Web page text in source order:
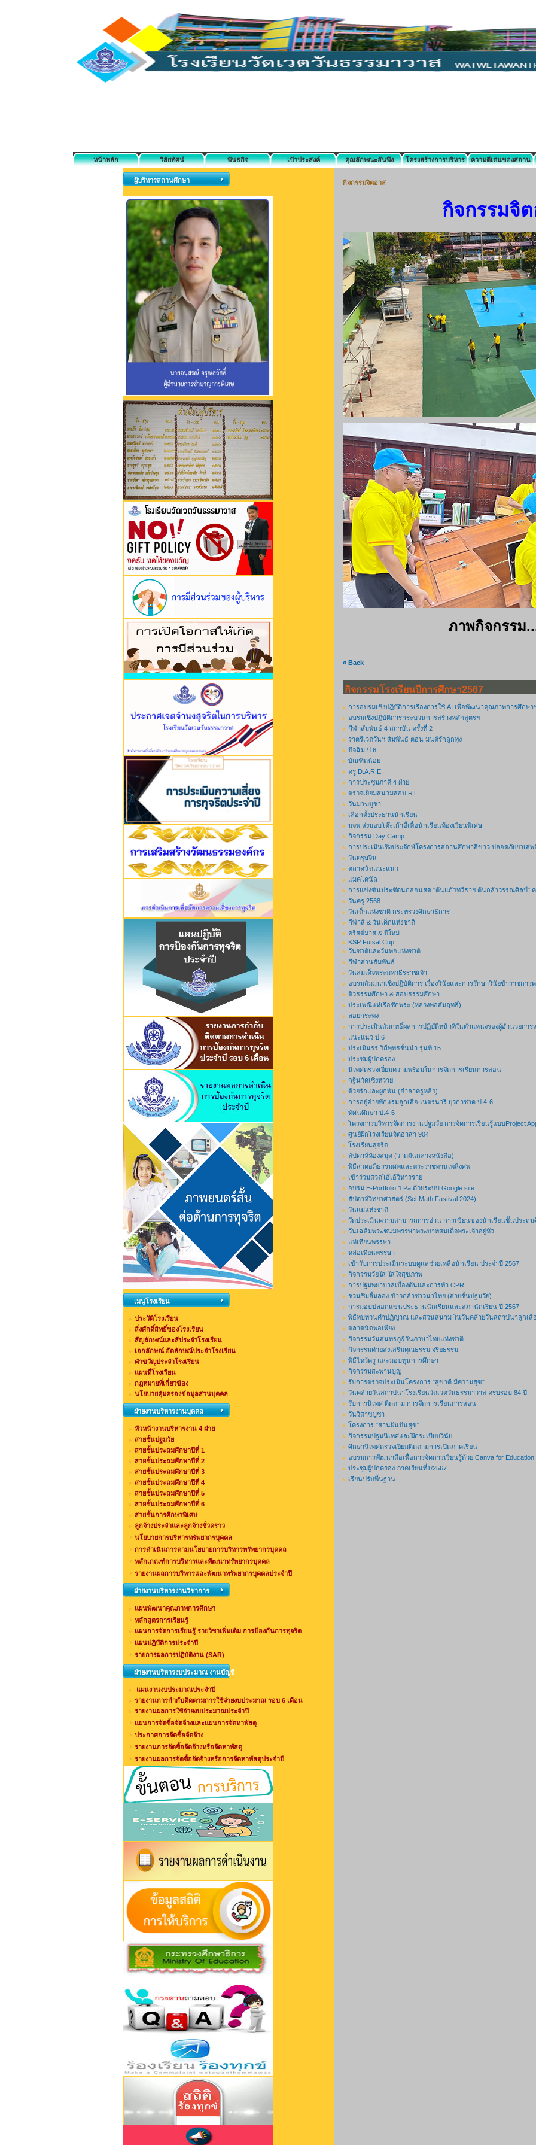
หน้าหลัก วิสัยทัศน์ พันธกิจ เป้าประสงค์ คุณลักษณะอันพึง โครงสร้างการบริหาร ความดีเด่นของสถาน
ผู้บริหารสถานศึกษา
เมนูโรงเรียน
ประวัติโรงเรียน
สิ่งศักดิ์สิทธิ์ของโรงเรียน
สัญลักษณ์และสีประจำโรงเรียน
เอกลักษณ์ อัตลักษณ์ประจำโรงเรียน
คำขวัญประจำโรงเรียน
แผนที่โรงเรียน
กฎหมายที่เกี่ยวข้อง
นโยบายคุ้มครองข้อมูลส่วนบุคคล
ฝ่ายงานบริหารงานบุคคล
หัวหน้างานบริหารงาน 4 ฝ่าย
สายชั้นปฐมวัย
สายชั้นประถมศึกษาปีที่ 1
สายชั้นประถมศึกษาปีที่ 2
สายชั้นประถมศึกษาปีที่ 3
สายชั้นประถมศึกษาปีที่ 4
สายชั้นประถมศึกษาปีที่ 5
สายชั้นประถมศึกษาปีที่ 6
สายชั้นการศึกษาพิเศษ
ลูกจ้างประจำและลูกจ้างชั่วคราว
นโยบายการบริหารทรัพยากรบุคคล
การดำเนินการตามนโยบายการบริหารทรัพยากรบุคคล
หลักเกณฑ์การบริหารและพัฒนาทรัพยากรบุคคล
รายงานผลการบริหารและพัฒนาทรัพยากรบุคคลประจำปี
ฝ่ายงานบริหารงานวิชาการ
แผนพัฒนาคุณภาพการศึกษา
หลักสูตรการเรียนรู้
แผนการจัดการเรียนรู้ รายวิชาเพิ่มเติม การป้องกันการทุจริต
แผนปฏิบัติการประจำปี
รายการผลการปฏิบัติงาน (SAR)
ฝ่ายงานบริหารงบประมาณ งานบัญชี
แผนงานงบประมาณประจำปี
รายงานการกำกับติดตามการใช้จ่ายงบประมาณ รอบ 6 เดือน
รายงานผลการใช้จ่ายงบประมาณประจำปี
แผนการจัดซื้อจัดจ้างและแผนการจัดหาพัสดุ
ประกาศการจัดซื้อจัดจ้าง
รายงานการจัดซื้อจัดจ้างหรือจัดหาพัสดุ
รายงานผลการจัดซื้อจัดจ้างหรือการจัดหาพัสดุประจำปี
กิจกรรมจิตอาส
กิจกรรมจิ
ภาพกิจกรรม
« Back
กิจกรรมโรงเรียนปีการศึกษา2567
การอบรมเชิงปฏิบัติการเรื่องการใช้ AI เพื่อพัฒนาคุณภาพการศึกษา
อบรมเชิงปฏิบัติการกระบวนการสร้างหลักสูตรฯ
กีฬาสัมพันธ์ 4 สถาบัน ครั้งที่ 2
ราตรีเวตวันฯ สัมพันธ์ ตอน มนต์รักลูกทุ่ง
ปัจฉิม ป.6
บัณฑิตน้อย
ครู D.A.R.E.
การประชุมภาคี 4 ฝ่าย
ตรวจเยี่ยมสนามสอบ RT
วันมาฆบูชา
เลือกตั้งประธานนักเรียน
มจพ.ส่งมอบโต๊ะเก้าอี้เพื่อนักเรียนห้องเรียนพิเศษ
กิจกรรม Day Camp
การประเมินเชิงประจักษ์โครงการสถานศึกษาสีขาว ปลอดภัยยาเส
วันตรุษจีน
ตลาดนัดแนะแนว
แมคโดนัล
การแข่งขันประชัดนกลอนสด "ต้นแก้วทวีธาฯ ต้นกล้าวรรณศิลป์" ค
วันครู 2568
วันเด็กแห่งชาติ กระทรวงศึกษาธิการ
กีฬาสี & วันเด็กแห่งชาติ
คริสต์มาส & ปีใหม่
KSP Futsal Cup
วันชาติและวันพ่อแห่งชาติ
กีฬาสานสัมพันธ์
วันสมเด็จพระมหาธีรราชเจ้า
อบรมสัมมนาเชิงปฏิบัติการ เรื่องวินัยและการรักษาวินัยข้าราชการ
ติวธรรมศึกษา & สอบธรรมศึกษา
ประเพณีแห่เรือชักพระ (หลวงพ่อสัมฤทธิ์)
ลอยกระทง
การประเมินสัมฤทธิ์ผลการปฏิบัติหน้าที่ในตำแหน่งรองผู้อำนวยกา
แนะแนว ป.6
ประเมินรร.วิถีพุทธชั้นนำ รุ่นที่ 15
ประชุมผู้ปกครอง
นิเทศตรวจเยี่ยมความพร้อมในการจัดการเรียนการสอน
กฐินวัดเซิงหวาย
ด้วยรักและผูกพัน (อำลาครูหลิว)
การอยู่ค่ายพักแรมลูกเสือ เนตรนารี ยุวกาชาด ป.4-6
ทัศนศึกษา ป.4-6
โครงการบริหารจัดการงานปฐมวัย การจัดการเรียนรู้แบบProject
ศูนย์ฝึกโรงเรียนจิตอาสา 904
โรงเรียนสุจริต
สัปดาห์ห้องสมุด (วาดฝันกลางหนังสือ)
พิธีสวดอภิธรรมศพและพระราชทานเพลิงศพ
เข้าร่วมสวดโอ้เอ้วิหารราย
อบรม E-Portfolio ว.Pa ด้วยระบบ Google site
สัปดาห์วิทยาศาสตร์ (Sci-Math Fastival 2024)
วันแม่แห่งชาติ
วัดประเมินความสามารถการอ่าน การเขียนของนักเรียนชั้นประถ
วันเฉลิมพระชนมพรรษาพระบาทสมเด็จพระเจ้าอยู่หัว
แห่เทียนพรรษา
หล่อเทียนพรรษา
เข้ารับการประเมินระบบดูแลช่วยเหลือนักเรียน ประจำปี 2567
กิจกรรมวัยใส ใส่ใจสุขภาพ
การปฐมพยาบาลเบื้องต้นและการทำ CPR
ชวนชิมลิ้มลอง ข้าวกล้าชาวนาไทย (สายชั้นปฐมวัย)
การมอบปลอกแขนประธานนักเรียนและสภานักเรียน ปี 2567
พิธีทบทวนคำปฏิญาณ และสวนสนาม ในวันคล้ายวันสถาปนาลูกเสื
ตลาดนัดพอเพียง
กิจกรรมวันสุนทรภู่&วันภาษาไทยแห่งชาติ
กิจกรรมค่ายส่งเสริมคุณธรรม จริยธรรม
พิธีไหว้ครู และมอบทุนการศึกษา
กิจกรรมสะพานบุญ
รับการตรวจประเมินโครงการ "สุขาดี มีความสุข"
วันคล้ายวันสถาปนาโรงเรียนวัดเวตวันธรรมาวาส ครบรอบ 84 ปี
รับการนิเทศ ติดตาม การจัดการเรียนการสอน
วันวิสาขบูชา
โครงการ "สานฝันปันสุข"
กิจกรรมปฐมนิเทศและฝึกระเบียบวินัย
ศึกษานิเทศตรวจเยี่ยมติดตามการเปิดภาคเรียน
อบรมการพัฒนาสื่อเพื่อการจัดการเรียนรู้ด้วย Canva for Education
ประชุมผู้ปกครอง ภาคเรียนที่1/2567
เรียนปรับพื้นฐาน